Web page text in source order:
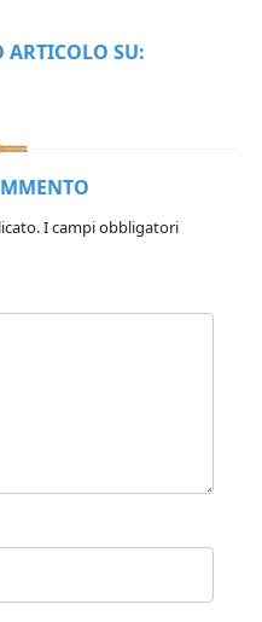
ARTICOLO SU:
I campi obbligatori